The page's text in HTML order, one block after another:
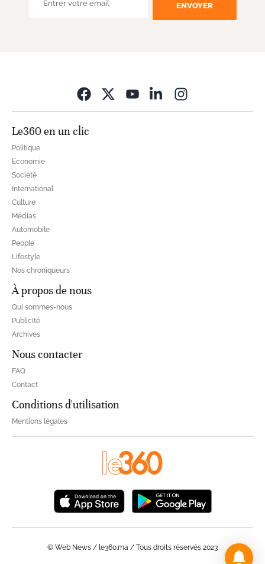
ENVOYER
Le360 en un clic
Politique
Economie
Société
International
Culture
Médias
Automobile
People
Lifestyle
Nos chroniqueurs
À propos de nous
Qui sommes-nous
Publicité
Archives
Nous contacter
FAQ
Contact
Conditions d'utilisation
Mentions légales
© Web News / le360.ma / Tous droits réservés 2023